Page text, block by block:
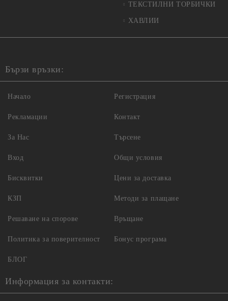
ТЕКСТИЛНИ ТОРБИЧКИ
ХАВЛИИ
Бързи връзки:
Начало
Рекламации
За Нас
Вход
Регистрация
Контакт
Търсене
Общи условия
Бисквитки
КЗП
Решаване на спорове
Политика за поверителност
Цени за доставка
Методи за плащане
Връщане
Бонус програма
БЛОГ
Информация за контакти: